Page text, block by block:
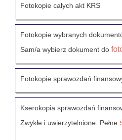
Fotokopie całych akt KRS
Fotokopie wybranych
Sam/a wybierz dokument do
Fotokopie sprawozdań
Kserokopia sprawozdań
Zwykłe i uwierzytelnione. Pełne